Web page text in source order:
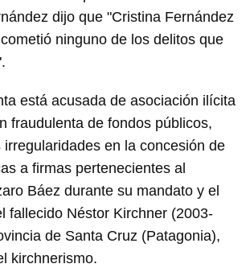
dijo que "Cristina Fernández
ninguno de los delitos que
está acusada de asociación ilícita
fraudulenta de fondos públicos,
en la concesión de
a firmas pertenecientes al
Báez durante su mandato y el
fallecido Néstor Kirchner (2003-
de Santa Cruz (Patagonia),
kirchnerismo.